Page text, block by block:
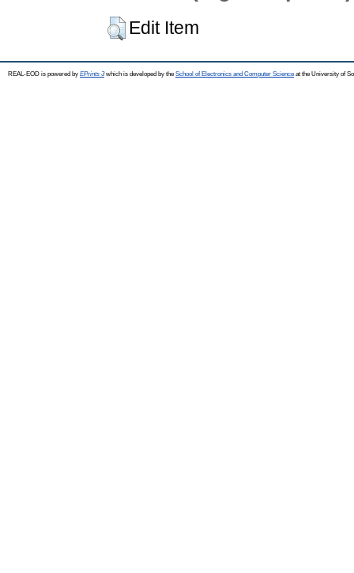
Edit Item
REAL-EOD is powered by EPrints 3which is developed by the School of Electronics and Computer Science at the University of